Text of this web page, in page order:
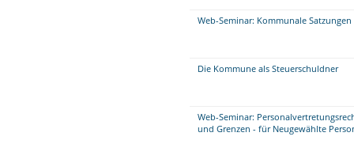
Web-Seminar: Kommunale
Die Kommune als Steuerschuldner
Web-Seminar:
und Grenzen - für Neugewählte